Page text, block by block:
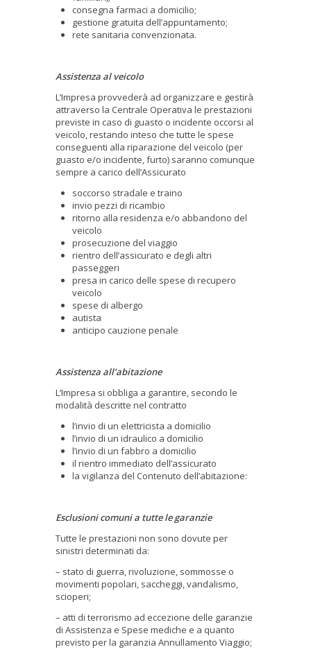
consegna farmaci a domicilio;
gestione gratuita dell’appuntamento;
rete sanitaria convenzionata.
Assistenza al veicolo
L’Impresa provvederà ad organizzare e gestirà
attraverso la Centrale Operativa le prestazioni
previste in caso di guasto o incidente occorsi al
veicolo, restando inteso che tutte le spese
conseguenti alla riparazione del veicolo (per
guasto e/o incidente, furto) saranno comunque
sempre a carico dell’Assicurato
soccorso stradale e traino
invio pezzi di ricambio
ritorno alla residenza e/o abbandono del
veicolo
prosecuzione del viaggio
rientro dell’assicurato e degli altri
passeggeri
presa in carico delle spese di recupero
veicolo
spese di albergo
autista
anticipo cauzione penale
Assistenza all’abitazione
L’Impresa si obbliga a garantire, secondo le
modalità descritte nel contratto
l’invio di un elettricista a domicilio
l’invio di un idraulico a domicilio
l’invio di un fabbro a domicilio
il rientro immediato dell’assicurato
la vigilanza del Contenuto dell’abitazione:
Esclusioni comuni a tutte le garanzie
Tutte le prestazioni non sono dovute per
sinistri determinati da:
– stato di guerra, rivoluzione, sommosse o
movimenti popolari, saccheggi, vandalismo,
scioperi;
– atti di terrorismo ad eccezione delle garanzie
di Assistenza e Spese mediche e a quanto
previsto per la garanzia Annullamento Viaggio;